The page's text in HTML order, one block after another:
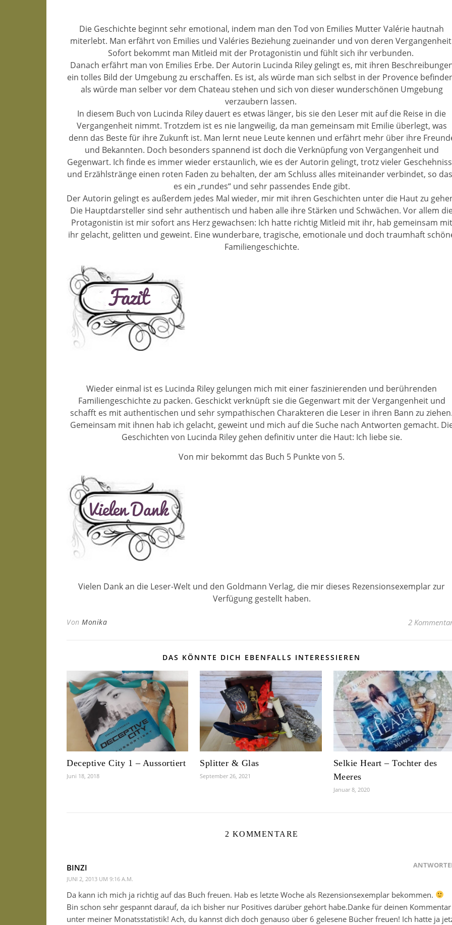
Die Geschichte beginnt sehr emotional, indem man den Tod von Emilies Mutter Valérie hautnah
miterlebt. Man erfährt von Emilies und Valéries Beziehung zueinander und von deren
Sofort bekommt man Mitleid mit der Protagonistin und fühlt sich ihr verbunden.
Danach erfährt man von Emilies Erbe. Der Autorin Lucinda Riley gelingt es, mit ihren
ein tolles Bild der Umgebung zu erschaffen. Es ist, als würde man sich selbst in der Provence
als würde man selber vor dem Chateau stehen und sich von dieser wunderschönen Umgebung
verzaubern lassen.
In diesem Buch von Lucinda Riley dauert es etwas länger, bis sie den Leser mit auf die Reise in die
Vergangenheit nimmt. Trotzdem ist es nie langweilig, da man gemeinsam mit Emilie überlegt, was
denn das Beste für ihre Zukunft ist. Man lernt neue Leute kennen und erfährt mehr über ihre
und Bekannten. Doch besonders spannend ist doch die Verknüpfung von Vergangenheit und
Gegenwart. Ich finde es immer wieder erstaunlich, wie es der Autorin gelingt, trotz vieler
und Erzählstränge einen roten Faden zu behalten, der am Schluss alles miteinander verbindet, so
es ein „rundes“ und sehr passendes Ende gibt.
Der Autorin gelingt es außerdem jedes Mal wieder, mir mit ihren Geschichten unter die Haut zu
Die Hauptdarsteller sind sehr authentisch und haben alle ihre Stärken und Schwächen. Vor allem
Protagonistin ist mir sofort ans Herz gewachsen: Ich hatte richtig Mitleid mit ihr, hab gemeinsam mit
ihr gelacht, gelitten und geweint. Eine wunderbare, tragische, emotionale und doch traumhaft
Familiengeschichte.
Wieder einmal ist es Lucinda Riley gelungen mich mit einer faszinierenden und berührenden
Familiengeschichte zu packen. Geschickt verknüpft sie die Gegenwart mit der Vergangenheit und
schafft es mit authentischen und sehr sympathischen Charakteren die Leser in ihren Bann zu
Gemeinsam mit ihnen hab ich gelacht, geweint und mich auf die Suche nach Antworten gemacht.
Geschichten von Lucinda Riley gehen definitiv unter die Haut: Ich liebe sie.
Von mir bekommt das Buch 5 Punkte von 5.
Vielen Dank an die Leser-Welt und den Goldmann Verlag, die mir dieses Rezensionsexemplar zur
Verfügung gestellt haben.
Von Monika 2
DAS KÖNNTE DICH EBENFALLS INTERESSIEREN
Deceptive City 1 – Aussortiert
Juni 18, 2018
Splitter & Glas
September 26, 2021
Selkie Heart – Tochter des
Meeres
Januar 8, 2020
2 KOMMENTARE
BINZI
JUNI 2, 2013 UM 9:16 A.M.
Da kann ich mich ja richtig auf das Buch freuen. Hab es letzte Woche als Rezensionsexemplar bekommen.
Bin schon sehr gespannt darauf, da ich bisher nur Positives darüber gehört habe.Danke für deinen Kommentar
unter meiner Monatsstatistik! Ach, du kannst dich doch genauso über 6 gelesene Bücher freuen! Ich hatte ja